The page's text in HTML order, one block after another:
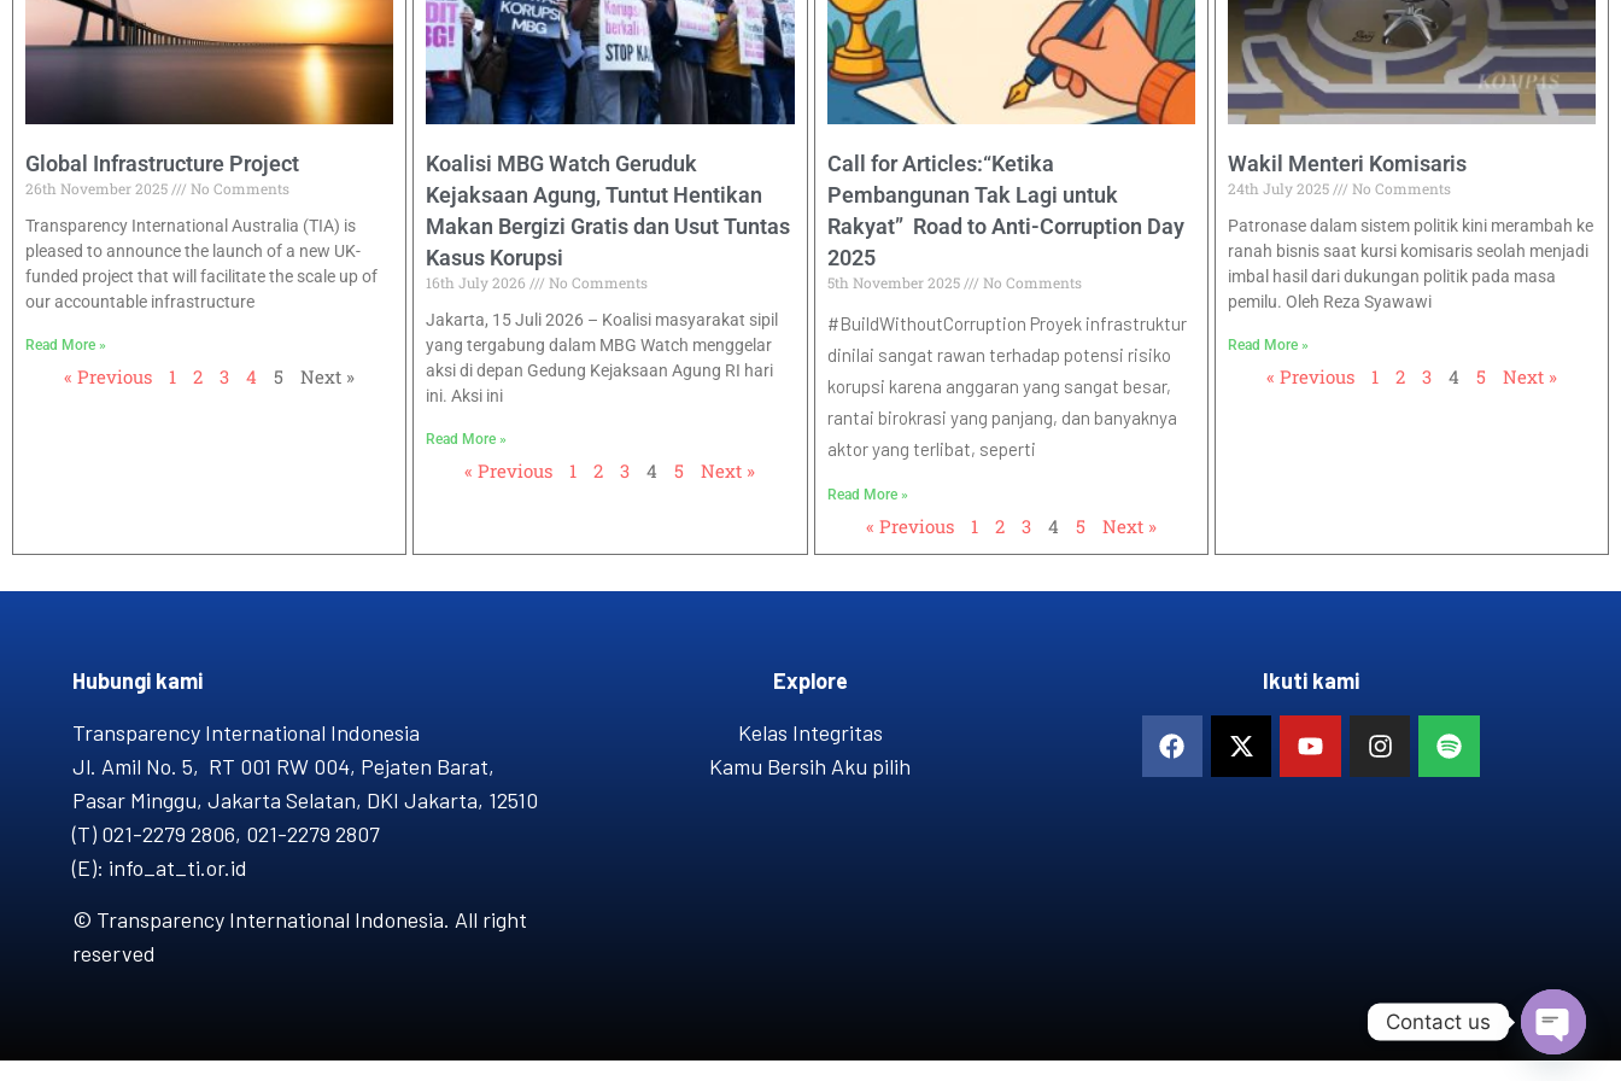
Global Infrastructure Project
26th November 2025
No Comments
Transparency International Australia (TIA) is
pleased to announce the launch of a new UK-
funded project that will facilitate the scale up of
our accountable infrastructure
Read More »
« Previous 1 2 3 4 5 Next »
Koalisi MBG Watch Geruduk
Kejaksaan Agung, Tuntut Hentikan
Makan Bergizi Gratis dan Usut Tuntas
Kasus Korupsi
16th July 2026
No Comments
Jakarta, 15 Juli 2026 – Koalisi masyarakat sipil
yang tergabung dalam MBG Watch menggelar
aksi di depan Gedung Kejaksaan Agung RI hari
ini. Aksi ini
Read More »
« Previous 1 2 3 4 5 Next »
Call for Articles:“Ketika
Pembangunan Tak Lagi untuk
Rakyat” Road to Anti-Corruption Day
2025
5th November 2025 No Comments
#BuildWithoutCorruption Proyek infrastruktur
dinilai sangat rawan terhadap potensi risiko
korupsi karena anggaran yang sangat besar,
rantai birokrasi yang panjang, dan banyaknya
aktor yang terlibat, seperti
Read More »
« Previous 1 2 3 4 5 Next »
Wakil Menteri Komisaris
24th July 2025
No Comments
Patronase dalam sistem politik kini merambah ke
ranah bisnis saat kursi komisaris seolah menjadi
imbal hasil dari dukungan politik pada masa
pemilu. Oleh Reza Syawawi
Read More »
« Previous 1 2 3 4 5 Next »
Hubungi kami​
Transparency International Indonesia
Jl. Amil No. 5, RT 001 RW 004, Pejaten Barat,
Pasar Minggu, Jakarta Selatan, DKI Jakarta, 12510
(T) 021-2279 2806, 021-2279 2807
(E): info_at_ti.or.id
© Transparency International Indonesia. All right
reserved
Explore
Kelas Integritas
Kamu Bersih Aku pilih
Ikuti kami
Contact us
OPEN